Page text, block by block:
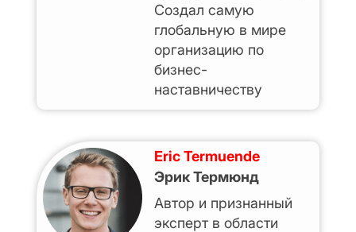
Создал самую
глобальную в мире
организацию по
бизнес-
наставничеству
Eric Termuende
Эрик Термюнд
Автор и признанный
эксперт в области